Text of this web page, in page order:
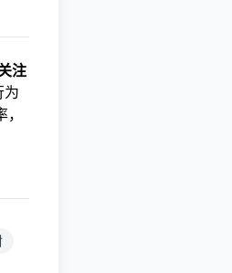
注
为